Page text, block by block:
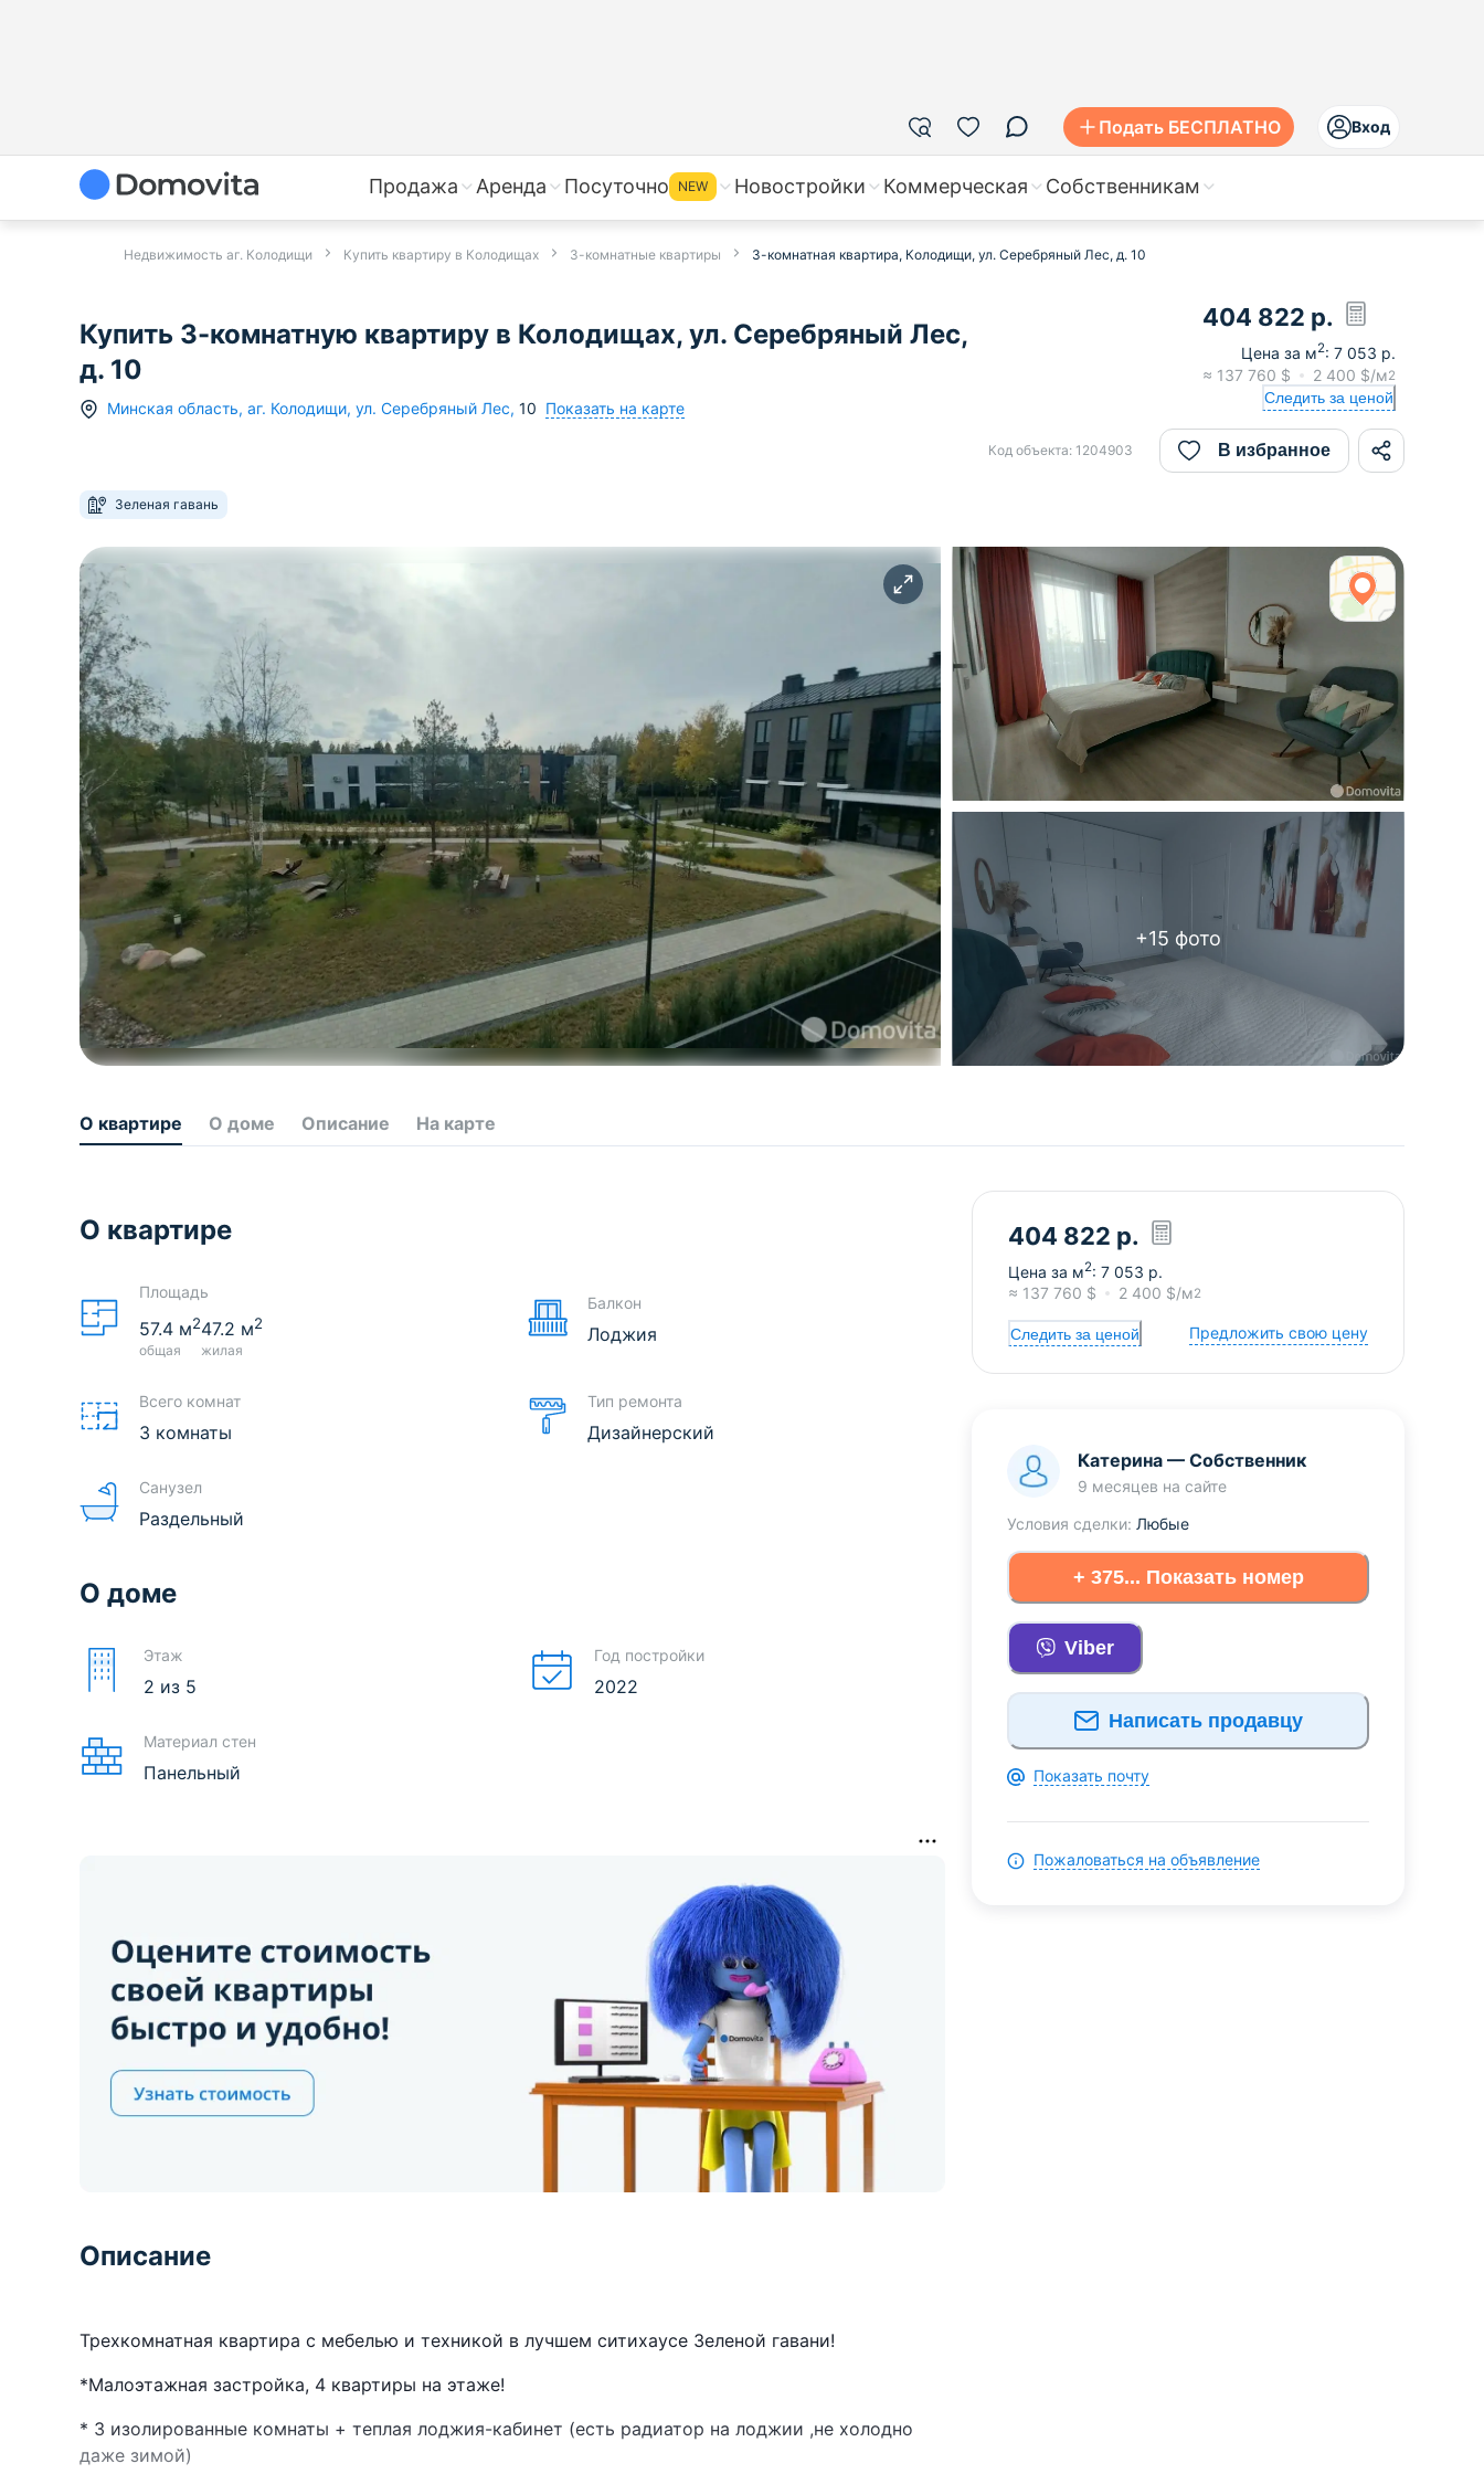
Подать БЕСПЛАТНО Вход
Продажа Аренда Посуточно NEW Новостройки Коммерческая Собственникам
Недвижимость аг. Колодищи Купить квартиру в Колодищах 3-комнатные квартиры 3-комнатная квартира, Колодищи, ул. Серебряный Лес, д. 10
Купить 3-комнатную квартиру в Колодищах, ул. Серебряный Лес,
д. 10
Минская область, аг. Колодищи, ул. Серебряный Лес, 10 Показать на карте
404 822 р.
Цена за м2: 7 053 р.
≈ 137 760 $ 2 400 $/м2
Следить за ценой
Код объекта: 1204903 В избранное
Зеленая гавань
+15 фото
О квартире О доме Описание На карте
О квартире
Площадь
57.4 м2
общая
47.2 м2
жилая
Всего комнат
3 комнаты
Санузел
Раздельный
Балкон
Лоджия
Тип ремонта
Дизайнерский
О доме
Этаж
2 из 5
Материал стен
Панельный
Год постройки
2022
Описание
Трехкомнатная квартира с мебелью и техникой в лучшем ситихаусе Зеленой гавани!
*Малоэтажная застройка, 4 квартиры на этаже!
* 3 изолированные комнаты + теплая лоджия-кабинет (есть радиатор на лоджии ,не холодно
даже зимой)
404 822 р.
Цена за м2: 7 053 р.
≈ 137 760 $ 2 400 $/м2
Следить за ценой Предложить свою цену
Катерина — Собственник
9 месяцев на сайте
Условия сделки: Любые
+ 375... Показать номер
Viber
Написать продавцу
Показать почту
Пожаловаться на объявление